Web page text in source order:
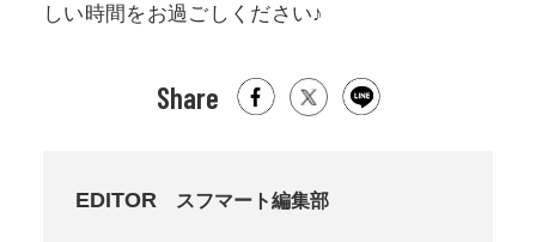
しい時間をお過ごしください♪
Share
EDITOR スフマート編集部